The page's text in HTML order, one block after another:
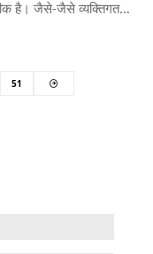
है। जैसे-जैसे व्यक्तिगत
भी लगातार बढ़ रही
51